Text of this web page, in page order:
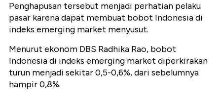
Penghapusan tersebut menjadi perhatian pelaku
pasar karena dapat membuat bobot Indonesia di
indeks emerging market menyusut.
Menurut ekonom DBS Radhika Rao, bobot
Indonesia di indeks emerging market diperkirakan
turun menjadi sekitar 0,5-0,6%, dari sebelumnya
hampir 0,8%.